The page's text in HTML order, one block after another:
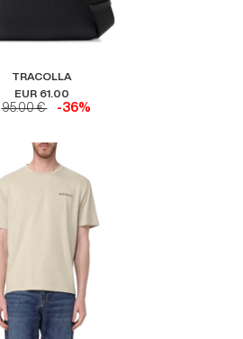
TRACOLLA
EUR 61.00
95.00 € -36%